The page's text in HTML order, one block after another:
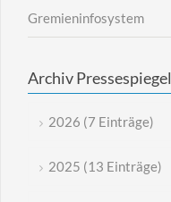
Gremieninfosystem
Archiv Pressespiegel
2026 (7 Einträge)
2025 (13 Einträge)